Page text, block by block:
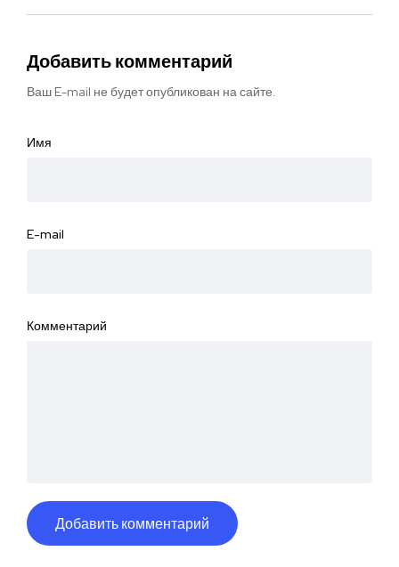
Добавить комментарий
Ваш E-mail не будет опубликован на сайте.
Имя
E-mail
Комментарий